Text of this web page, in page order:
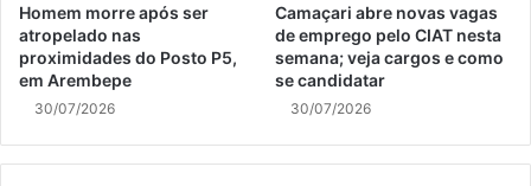
Homem morre após ser
atropelado nas
proximidades do Posto P5,
em Arembepe
30/07/2026
Camaçari abre novas vagas
de emprego pelo CIAT nesta
semana; veja cargos e como
se candidatar
30/07/2026